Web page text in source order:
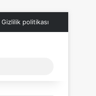
Gizlilik politikası